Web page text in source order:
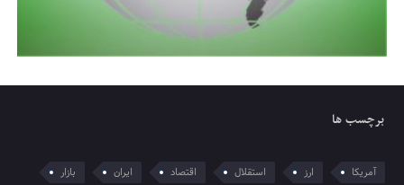
برچسب ها
آمریکا ارز استقلال اقتصاد ایران
بازار